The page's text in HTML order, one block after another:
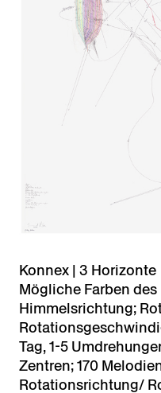
Konnex | 3 Horizonte
Mögliche Farben
Himmelsrichtung;
Tag, 1-5
Zentren; 170
Rotationsrichtung/